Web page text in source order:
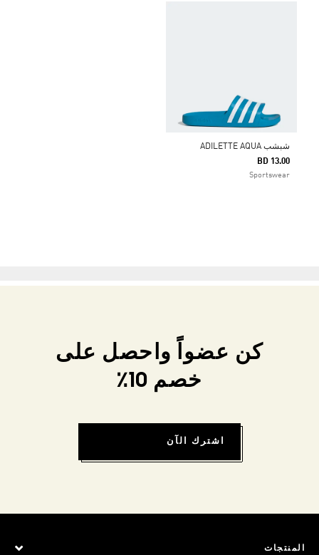
شبشب ADILETTE AQUA
BD 13.00
Sportswear
كن عضواً واحصل على
خصم 10٪
اشترك الآن
المنتجات